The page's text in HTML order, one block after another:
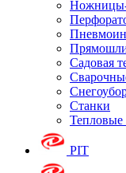
Ножницы-
Садовая
Станки
PIT